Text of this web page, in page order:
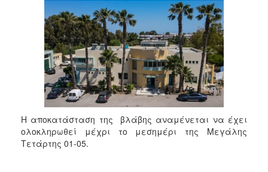
2013
2012
2011
2010
2006
ΤΟΠΟΣ
Η αποκατάσταση της βλάβης αναμένεται να έχει
ολοκληρωθεί μέχρι το μεσημέρι της Μεγάλης
Τετάρτης 01-05.